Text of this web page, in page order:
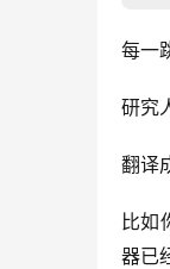
每一
研究
翻译
比如
器已